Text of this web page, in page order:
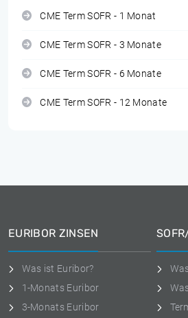
CME Term SOFR - 1 Monat
CME Term SOFR - 3 Monate
CME Term SOFR - 6 Monate
CME Term SOFR - 12 Monate
EURIBOR ZINSEN
Was ist Euribor?
1-Monats Euribor
3-Monats Euribor